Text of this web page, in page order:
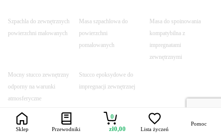
Szpachla do zewnętrznych
powierzchni malowanych
Masa szpachlowa do
powierzchni
pomalowanych
Masa do spoinowania
kompatybilna z
impregnatami
zewnętrznymi
Mocny stucco zewnętrzny
odporny na warunki
atmosferyczne
Stucco epoksydowe do
impregnacji zewnętrznej
Sklep Przewodniki
0
zł0,00 Lista życzeń
Pomoc